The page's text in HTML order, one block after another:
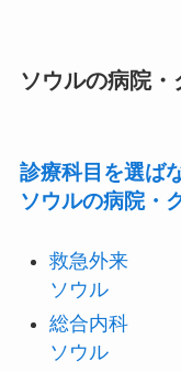
ソウルの病院・
診療科目を選ば
ソウルの病院・
救急外来
ソウル
総合内科
ソウル